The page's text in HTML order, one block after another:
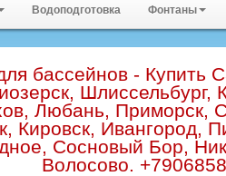
Водоподготовка Фонтаны
бассейнов - Купить
Шлиссельбург,
Любань, Приморск,
Кировск, Ивангород,
Сосновый Бор,
Волосово.